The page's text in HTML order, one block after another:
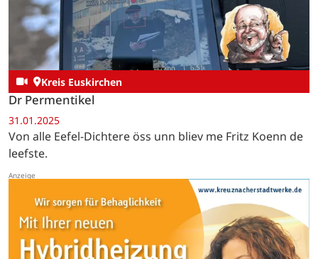
Kreis Euskirchen
Dr Permentikel
31.01.2025
Von alle Eefel-Dichtere öss unn bliev me Fritz Koenn de
leefste.